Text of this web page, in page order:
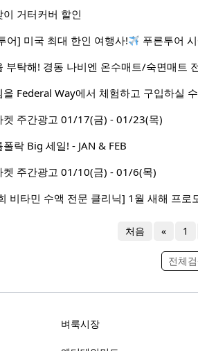
이 거터커버 할인
어] 미국 최대 한인 여행사! 푸른투어
부탁해! 경동 나비엔 온수매트/숙면매트
을 Federal Way에서 체험하고 구입하실
켓 주간광고 01/17(금) - 01/23(목)
락 Big 세일! - JAN & FEB
켓 주간광고 01/10(금) - 01/6(목)
비타민 수액 전문 클리닉] 1월 새해 프로
처음 « 1
벼룩시장